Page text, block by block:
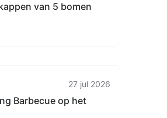
van 5 bomen
27 jul 2026
Barbecue op het